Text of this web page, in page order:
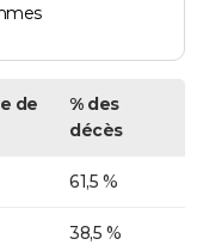
de
% des
décès
61,5 %
38,5 %